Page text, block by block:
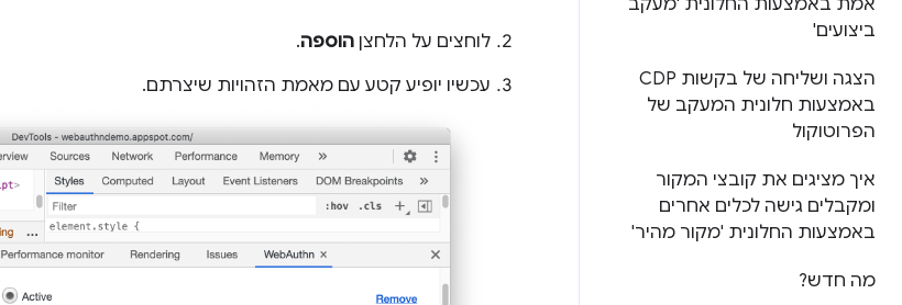
אמת באמצעות החלונית 'מעקב
ביצועים'
הצגה ושליחה של בקשות CDP
באמצעות חלונית המעקב של
הפרוטוקול
איך מציגים את קובצי המקור
ומקבלים גישה לכלים אחרים
באמצעות החלונית 'מקור מהיר'
מה חדש?
לוחצים על הלחצן הוספה.
עכשיו יופיע קטע עם מאמת הזהויות שיצרתם.